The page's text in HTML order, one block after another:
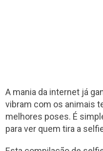
A mania da internet já
vibram com os animais
melhores poses. É
para ver quem tira a